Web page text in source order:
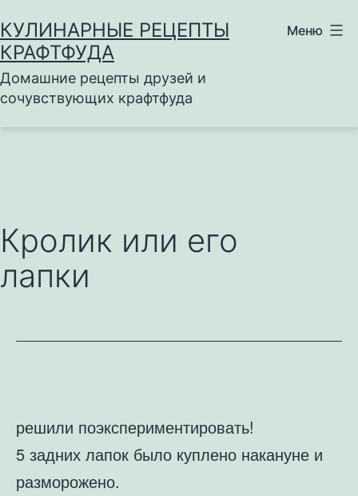
к
содержимому
КУЛИНАРНЫЕ РЕЦЕПТЫ
КРАФТФУДА
Домашние рецепты друзей и
сочувствующих крафтфуда
Меню
Кролик или его
лапки
решили поэкспериментировать!
5 задних лапок было куплено накануне и
разморожено.